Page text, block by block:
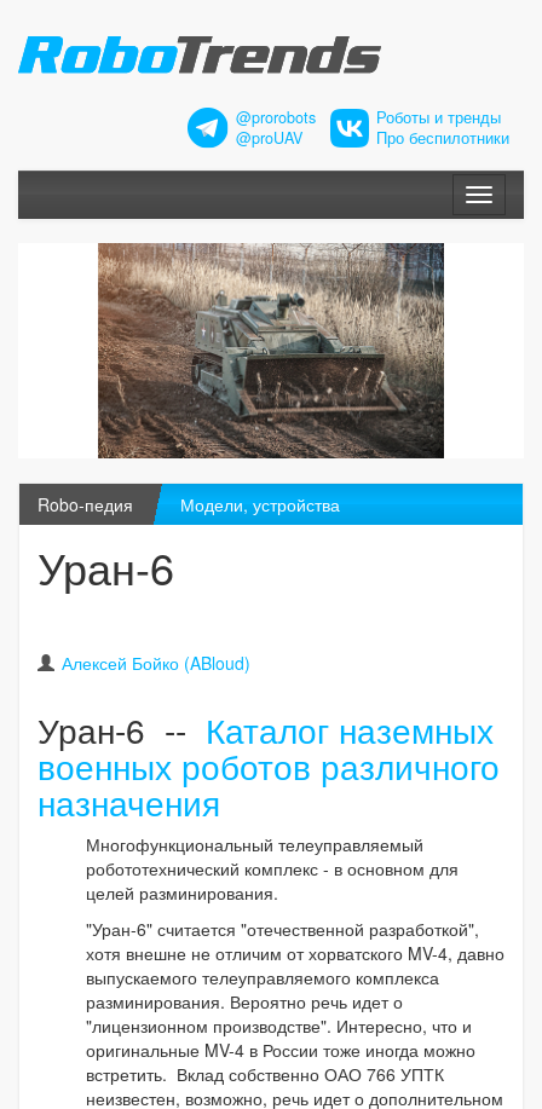
@prorobots
@proUAV
Роботы и тренды
Про беспилотники
Меню
Robo-педия Модели, устройства
Уран-6
Алексей Бойко (ABloud)
Уран-6 -- Каталог наземных
военных роботов различного
назначения
Многофункциональный телеуправляемый
робототехнический комплекс - в основном для
целей разминирования.
"Уран-6" считается "отечественной разработкой",
хотя внешне не отличим от хорватского MV-4, давно
выпускаемого телеуправляемого комплекса
разминирования. Вероятно речь идет о
"лицензионном производстве". Интересно, что и
оригинальные MV-4 в России тоже иногда можно
встретить. Вклад собственно ОАО 766 УПТК
неизвестен, возможно, речь идет о дополнительном